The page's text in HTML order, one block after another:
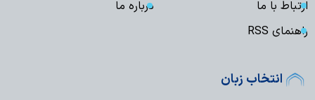
ارتباط با ما
درباره ما
راهنمای RSS
انتخاب زبان